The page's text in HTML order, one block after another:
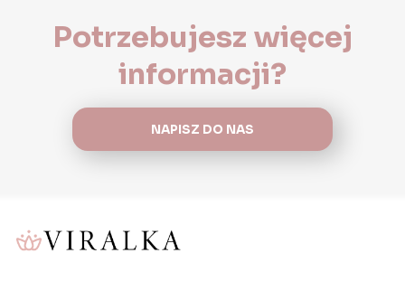
Potrzebujesz więcej
informacji?
NAPISZ DO NAS